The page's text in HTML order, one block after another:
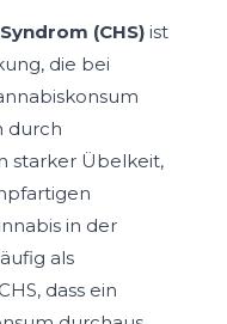
(CHS) ist
die bei
durch
starker Übelkeit,
in der
als
dass ein